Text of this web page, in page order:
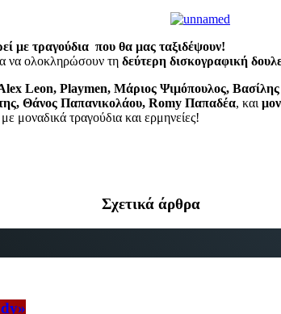
με τραγούδια που θα μας ταξιδέψουν!
να ολοκληρώσουν τη δεύτερη δισκογραφική
Leon, Playmen, Μάριος Ψιμόπουλος, Βασίλης
Θάνος Παπανικολάου, Romy Παπαδέα, και
μοναδικά τραγούδια και ερμηνείες!
Σχετικά άρθρα